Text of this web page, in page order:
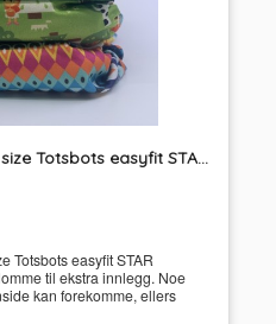
BLEIEPAKKE 4pk aio one size Totsbots easyfit STAR tøybleie
Totsbots easyfit STAR
til ekstra innlegg. Noe
kan forekomme, ellers